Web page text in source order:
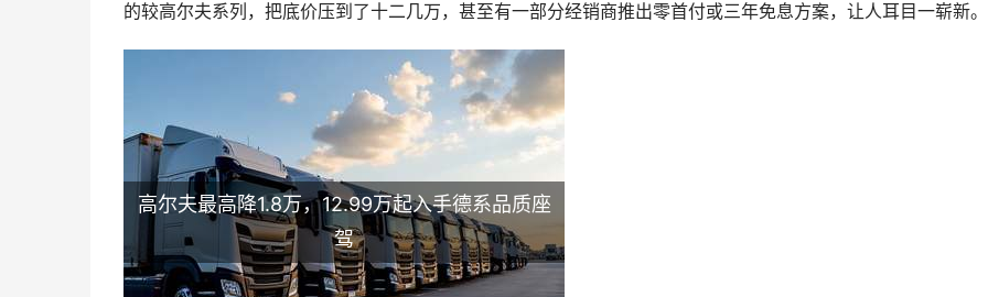
的较高尔夫系列，把底价压到了十二几万，甚至有一部分经销商推出零首付或三年免息方案，让人耳目一崭新。
高尔夫最高降1.8万，12.99万起入手德系品质座
驾